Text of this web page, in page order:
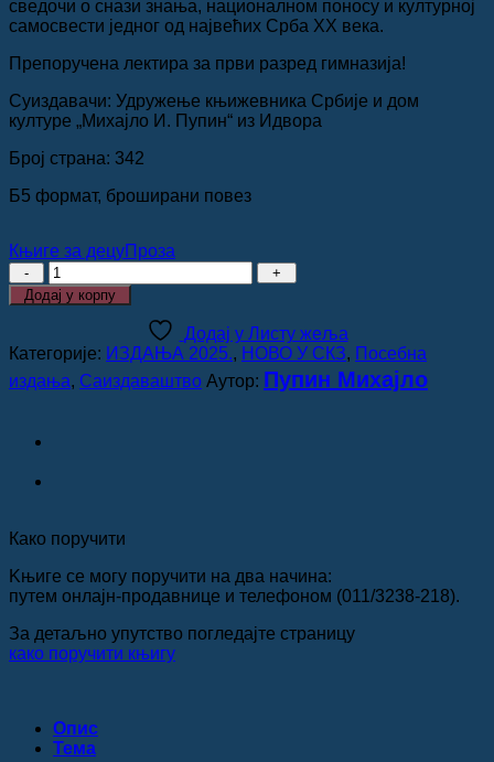
сведочи о снази знања, националном поносу и културној
самосвести једног од највећих Срба XX века.
Препоручена лектира за први разред гимназија!
Суиздавачи: Удружење књижевника Србије и дом
културе „Михајло И. Пупин“ из Идвора
Број страна: 342
Б5 формат, броширани повез
Књиге за децуПроза
СА
ПАШЊАКА
ДО
НАУЧЕЊАКА,
Михајло
И.
Пупин
Додај у корпу
Додај у Листу жеља
Категорије: ИЗДАЊА 2025., НОВО У СКЗ, Посебна
издања, Саиздаваштво Аутор: Пупин Михајло
Како поручити
Kњиге се могу поручити на два начина:
путем онлајн-продавнице и телефоном (011/3238-218).
За детаљно упутство погледајте страницу
како поручити књигу
Опис
Teма